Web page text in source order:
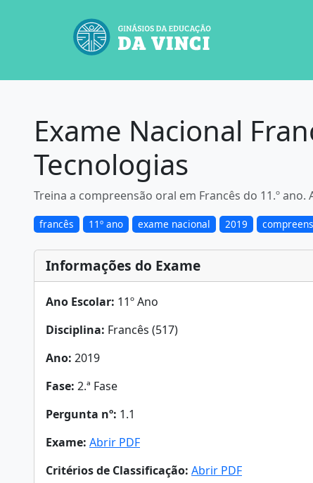
Exame Nacional
Tecnologias
Treina a compreensão oral em Francês do 11.º
francês 11º ano exame nacional 2019
Informações do Exame
Ano Escolar: 11º Ano
Disciplina: Francês (517)
Ano: 2019
Fase: 2.ª Fase
Pergunta nº: 1.1
Exame: Abrir PDF
Critérios de Classificação: Abrir PDF